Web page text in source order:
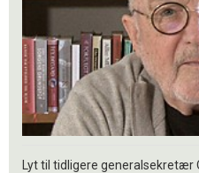
Lyt til tidligere